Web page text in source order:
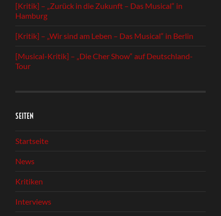
[Kritik] – „Zurück in die Zukunft – Das Musical“ in
Hamburg
[Kritik] – „Wir sind am Leben – Das Musical“ in Berlin
[Musical-Kritik] – „Die Cher Show“ auf Deutschland-
Tour
SEITEN
Startseite
News
Kritiken
Interviews